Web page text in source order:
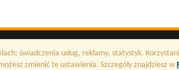
świadczenia usług, reklamy, statystyk.
zmienić te ustawienia. Szczegóły znajdziesz w